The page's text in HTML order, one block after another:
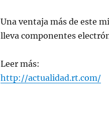
Una ventaja más de este
lleva componentes
Leer más:
http://actualidad.rt.com/